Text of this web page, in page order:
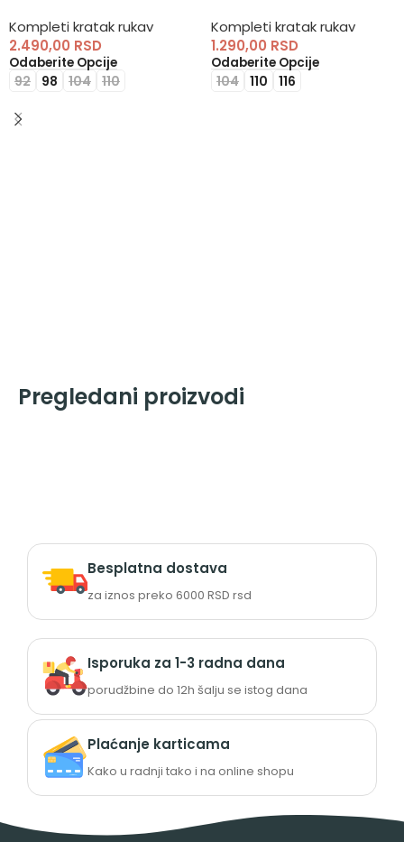
Kompleti kratak rukav
2.490,00 RSD
Odaberite Opcije
92 98 104 110
Kompleti kratak rukav
1.290,00 RSD
Odaberite Opcije
104 110 116
Pregledani proizvodi
Besplatna dostava
za iznos preko 6000 RSD rsd
Isporuka za 1-3 radna dana
porudžbine do 12h šalju se istog dana
Plaćanje karticama
Kako u radnji tako i na online shopu